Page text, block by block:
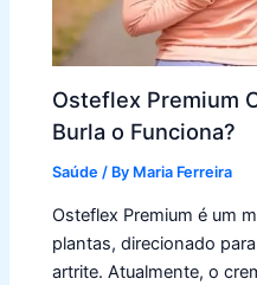
Osteflex Premium
Burla o Funciona?
Saúde / By Maria Ferreira
Osteflex Premium é um
plantas, direcionado
artrite. Atualmente, o